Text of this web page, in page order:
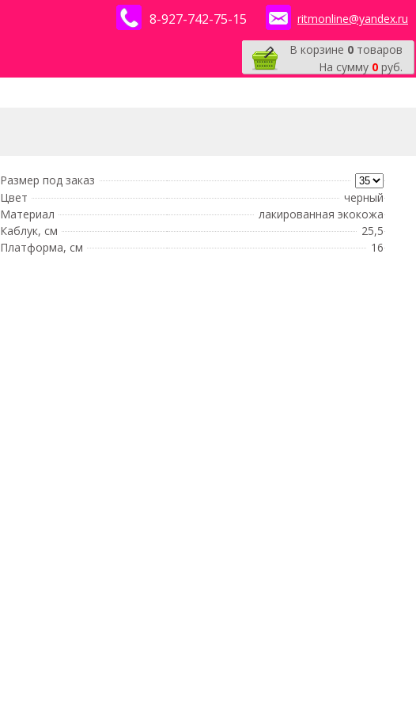
8-927-742-75-15 ritmonline@yandex.ru
В корзине 0 товаров
На сумму 0 руб.
Размер под заказ
Цвет
черный
Материал
лакированная экокожа
Каблук, см
25,5
Платформа, см
16